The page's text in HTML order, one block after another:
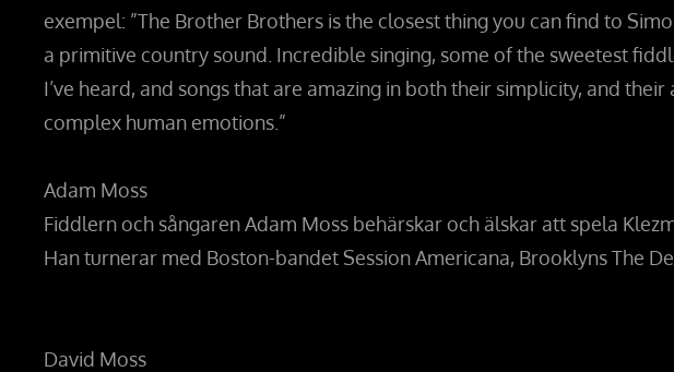
exempel: ”The Brother Brothers is the closest thing you can find to
a primitive country sound. Incredible singing, some of the sweetest
I’ve heard, and songs that are amazing in both their simplicity, and
complex human emotions.”
Adam Moss
Fiddlern och sångaren Adam Moss behärskar och älskar att spela
Han turnerar med Boston-bandet Session Americana, Brooklyns The
David Moss